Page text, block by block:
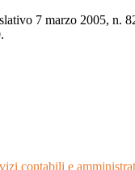
7 marzo 2005,
contabili e